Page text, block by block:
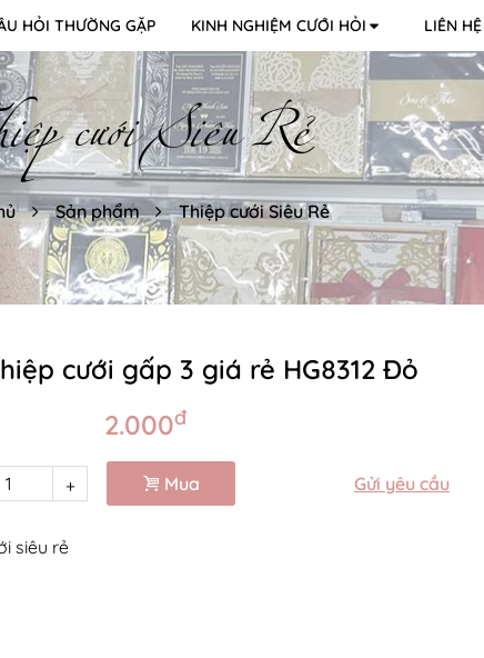
HỎI THƯỜNG GẶP KINH NGHIỆM CƯỚI HỎI LIÊN HỆ
cưới Siêu Rẻ
Sản phẩm Thiệp cưới Siêu Rẻ
cưới gấp 3 giá rẻ HG8312 Đỏ
2.000đ
+ Mua Gửi yêu cầu
siêu rẻ